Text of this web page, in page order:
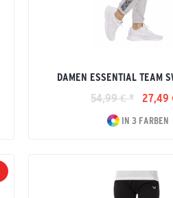
DAMEN ESSENTIAL TEAM
54,99 € *
27,49
IN 3 FARBEN